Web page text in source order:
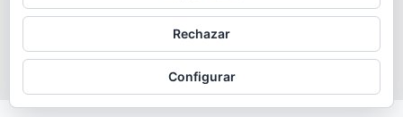
TODOS LOS PRODUCTOS LEGADO
QUESERÍA
GANADERÍA PROPIA
CONDICIONES DE COMPRA
AVISO LEGAL Y POLÍTICA DE PRIVACIDAD
POLÍTICA DE COOKIES
MÁS INFORMACIÓN SOBRE LAS COOKIES
Rechazar
Configurar